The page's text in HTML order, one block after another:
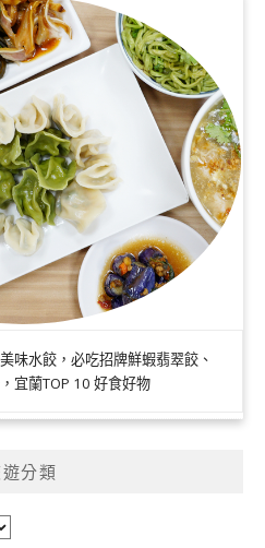
味水餃，必吃招牌鮮蝦翡翠餃、
宜蘭TOP 10 好食好物
分類